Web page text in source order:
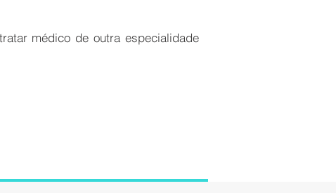
médico de outra especialidade